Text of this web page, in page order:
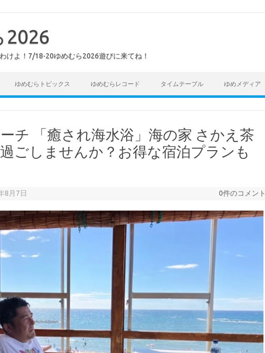
2026
けよ！7/18-20ゆめむら2026遊びに来てね！
ゆめむらトピックス ゆめむらレコード タイムテーブル ゆめメディア
チ 「癒され海水浴」海の家 さかえ茶
ごしませんか？お得な宿泊プランも
8月7日 0件のコメント